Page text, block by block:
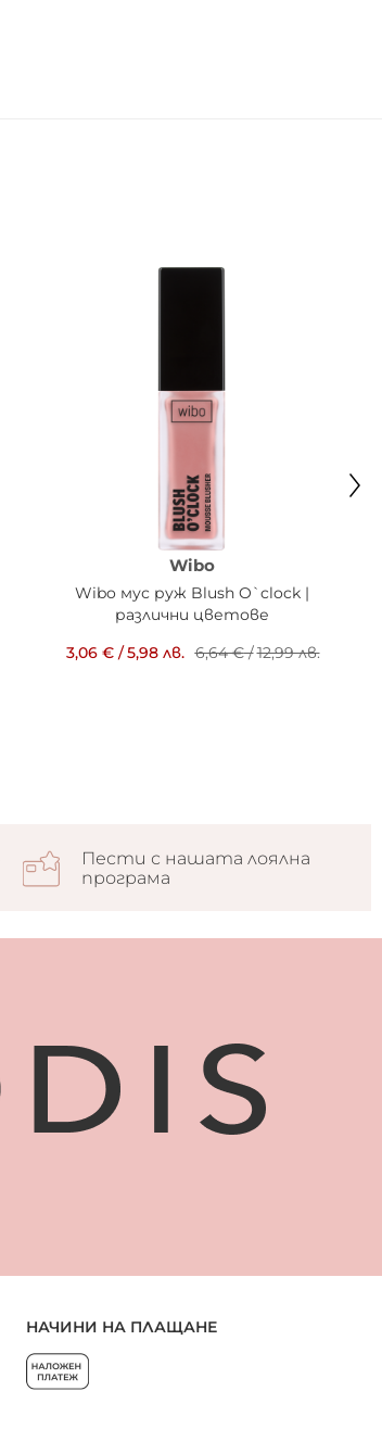
Wibo
Wibo мус руж Blush O`clock |
различни цветове
3,06 €/5,98 лв. 6,64 €/12,99 лв.
Пести с нашата лоялна
програма
НАЧИНИ НА ПЛАЩАНЕ